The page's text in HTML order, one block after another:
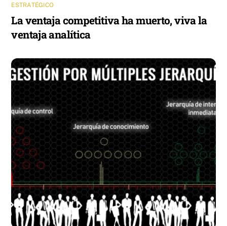
ESTRATÉGICO
La ventaja competitiva ha muerto, viva la
ventaja analítica